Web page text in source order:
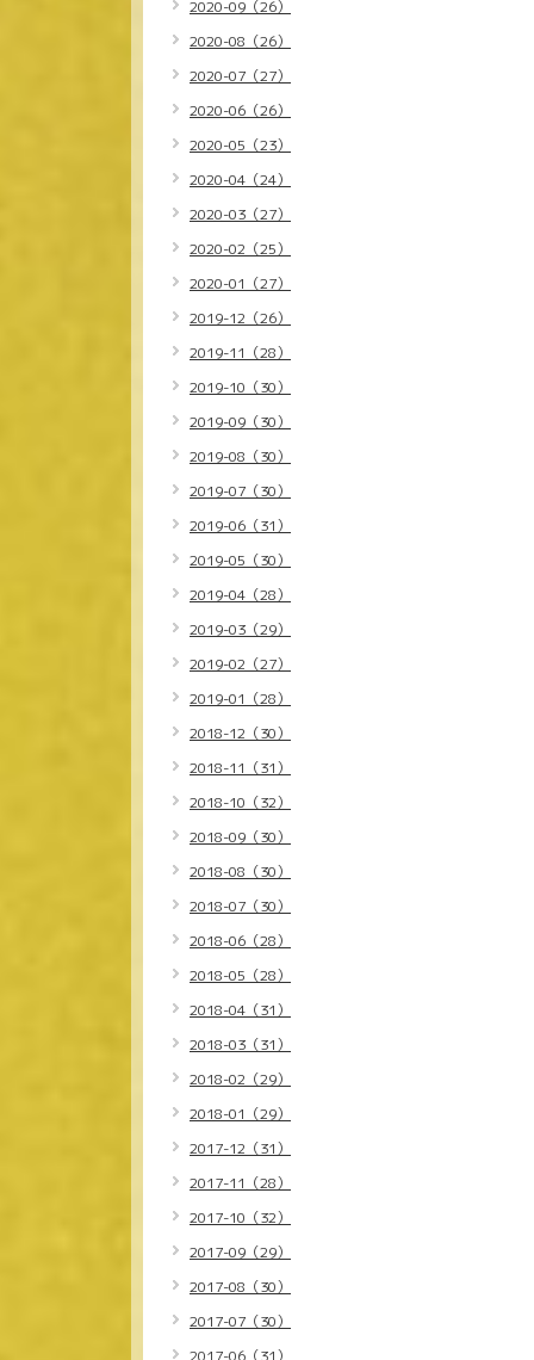
2020-09（26）
2020-08（26）
2020-07（27）
2020-06（26）
2020-05（23）
2020-04（24）
2020-03（27）
2020-02（25）
2020-01（27）
2019-12（26）
2019-11（28）
2019-10（30）
2019-09（30）
2019-08（30）
2019-07（30）
2019-06（31）
2019-05（30）
2019-04（28）
2019-03（29）
2019-02（27）
2019-01（28）
2018-12（30）
2018-11（31）
2018-10（32）
2018-09（30）
2018-08（30）
2018-07（30）
2018-06（28）
2018-05（28）
2018-04（31）
2018-03（31）
2018-02（29）
2018-01（29）
2017-12（31）
2017-11（28）
2017-10（32）
2017-09（29）
2017-08（30）
2017-07（30）
2017-06（31）